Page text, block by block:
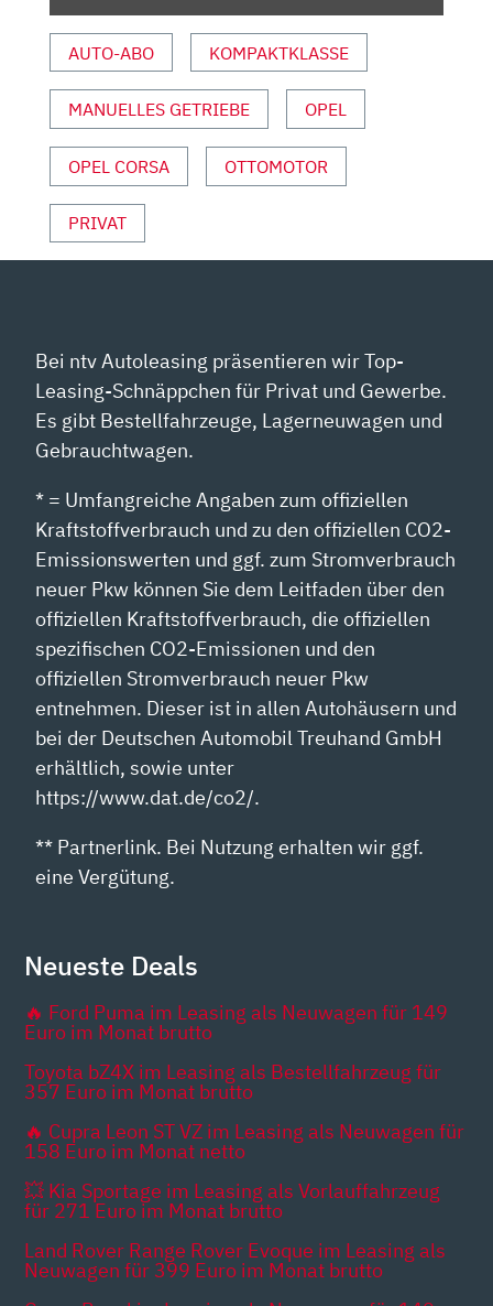
–
AUTOPHORIE“
YOUTUBE
ANZEIGEN
AUTO-ABO KOMPAKTKLASSE
MANUELLES GETRIEBE OPEL
OPEL CORSA OTTOMOTOR
PRIVAT
Bei ntv Autoleasing präsentieren wir Top-
Leasing-Schnäppchen für Privat und Gewerbe.
Es gibt Bestellfahrzeuge, Lagerneuwagen und
Gebrauchtwagen.
* = Umfangreiche Angaben zum offiziellen
Kraftstoffverbrauch und zu den offiziellen CO2-
Emissionswerten und ggf. zum Stromverbrauch
neuer Pkw können Sie dem Leitfaden über den
offiziellen Kraftstoffverbrauch, die offiziellen
spezifischen CO2-Emissionen und den
offiziellen Stromverbrauch neuer Pkw
entnehmen. Dieser ist in allen Autohäusern und
bei der Deutschen Automobil Treuhand GmbH
erhältlich, sowie unter
https://www.dat.de/co2/.
** Partnerlink. Bei Nutzung erhalten wir ggf.
eine Vergütung.
Neueste Deals
🔥 Ford Puma im Leasing als Neuwagen für 149
Euro im Monat brutto
Toyota bZ4X im Leasing als Bestellfahrzeug für
357 Euro im Monat brutto
🔥 Cupra Leon ST VZ im Leasing als Neuwagen für
158 Euro im Monat netto
💥 Kia Sportage im Leasing als Vorlauffahrzeug
für 271 Euro im Monat brutto
Land Rover Range Rover Evoque im Leasing als
Neuwagen für 399 Euro im Monat brutto